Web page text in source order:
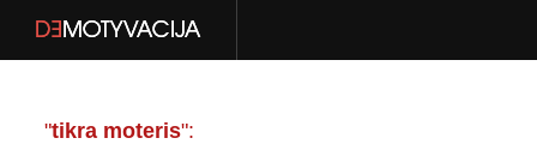
"tikra moteris":